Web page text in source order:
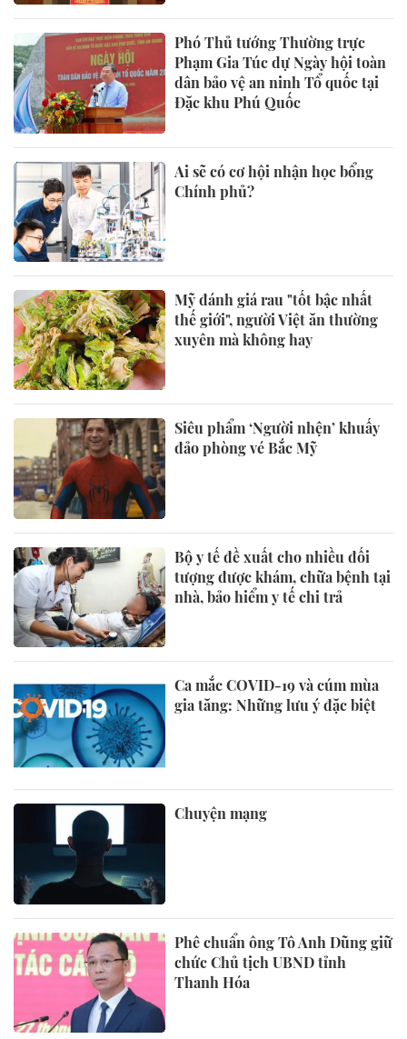
Phó Thủ tướng Thường trực
Phạm Gia Túc dự Ngày hội toàn
dân bảo vệ an ninh Tổ quốc tại
Đặc khu Phú Quốc
Ai sẽ có cơ hội nhận học bổng
Chính phủ?
Mỹ đánh giá rau "tốt bậc nhất
thế giới", người Việt ăn thường
xuyên mà không hay
Siêu phẩm ‘Người nhện’ khuấy
đảo phòng vé Bắc Mỹ
Bộ y tế đề xuất cho nhiều đối
tượng được khám, chữa bệnh tại
nhà, bảo hiểm y tế chi trả
Ca mắc COVID-19 và cúm mùa
gia tăng: Những lưu ý đặc biệt
Chuyện mạng
Phê chuẩn ông Tô Anh Dũng giữ
chức Chủ tịch UBND tỉnh
Thanh Hóa